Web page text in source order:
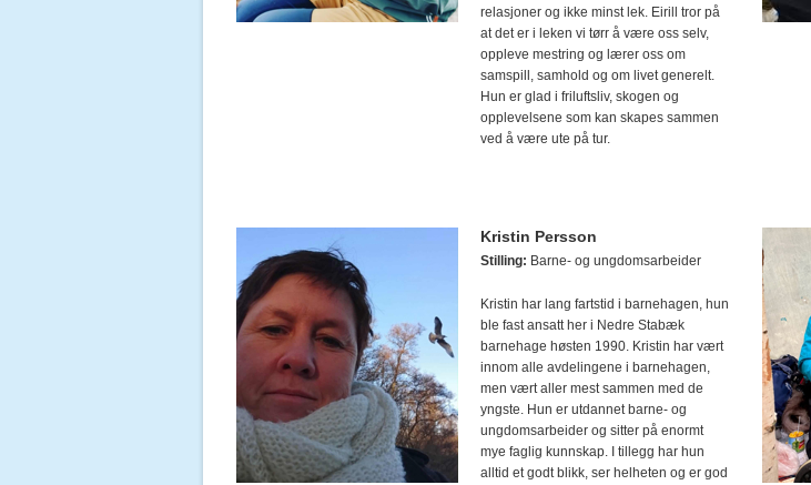
relasjoner og ikke minst lek. Eirill tror på
at det er i leken vi tørr å være oss selv,
oppleve mestring og lærer oss om
samspill, samhold og om livet generelt.
Hun er glad i friluftsliv, skogen og
opplevelsene som kan skapes sammen
ved å være ute på tur.
Kristin Persson
Stilling: Barne- og ungdomsarbeider
Kristin har lang fartstid i barnehagen, hun
ble fast ansatt her i Nedre Stabæk
barnehage høsten 1990. Kristin har vært
innom alle avdelingene i barnehagen,
men vært aller mest sammen med de
yngste. Hun er utdannet barne- og
ungdomsarbeider og sitter på enormt
mye faglig kunnskap. I tillegg har hun
alltid et godt blikk, ser helheten og er god